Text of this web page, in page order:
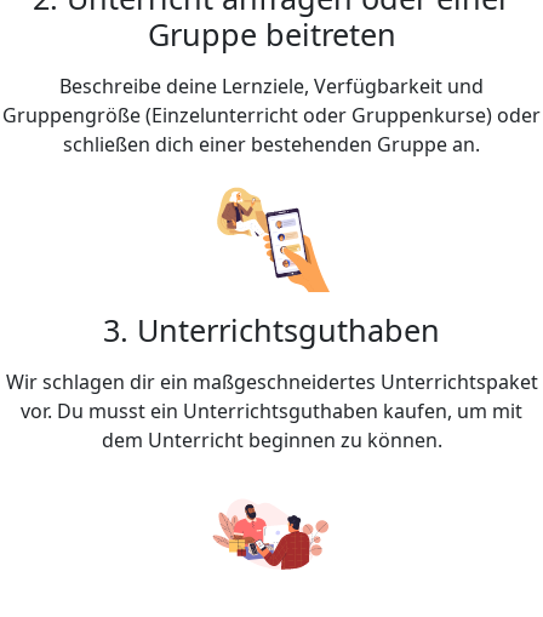
Gruppe beitreten
Beschreibe deine Lernziele, Verfügbarkeit und
Gruppengröße (Einzelunterricht oder Gruppenkurse) oder
schließen dich einer bestehenden Gruppe an.
3. Unterrichtsguthaben
Wir schlagen dir ein maßgeschneidertes Unterrichtspaket
vor. Du musst ein Unterrichtsguthaben kaufen, um mit
dem Unterricht beginnen zu können.